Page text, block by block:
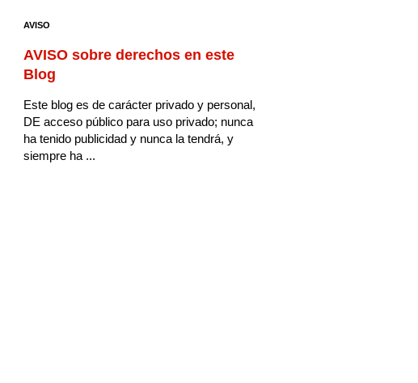
AVISO
AVISO sobre derechos en este
Blog
Este blog es de carácter privado y personal,
DE acceso público para uso privado; nunca
ha tenido publicidad y nunca la tendrá, y
siempre ha ...